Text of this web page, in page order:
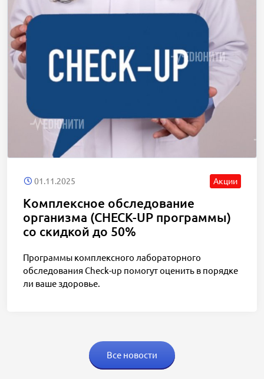
01.11.2025 Акции
Комплексное обследование
организма (CHECK-UP программы)
со скидкой до 50%
Программы комплексного лабораторного
обследования Check-up помогут оценить в порядке
ли ваше здоровье.
Все новости